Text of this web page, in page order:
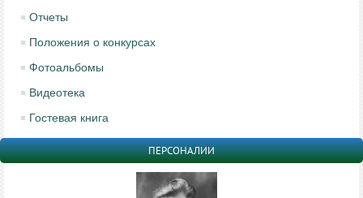
Отчеты
Положения о конкурсах
Фотоальбомы
Видеотека
Гостевая книга
ПЕРСОНАЛИИ